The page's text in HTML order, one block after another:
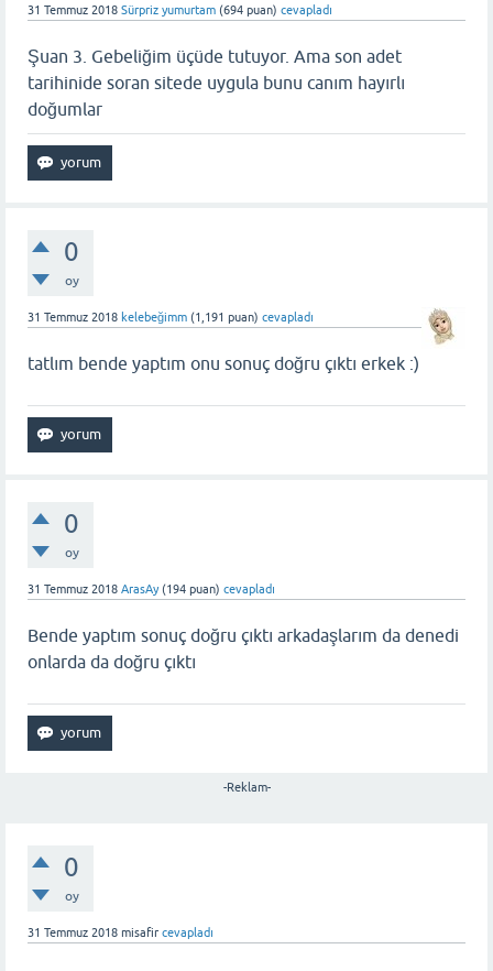
31 Temmuz 2018 Sürpriz yumurtam (694 puan) cevapladı
Şuan 3. Gebeliğim üçüde tutuyor. Ama son adet
tarihinide soran sitede uygula bunu canım hayırlı
doğumlar
0
oy
31 Temmuz 2018 kelebeğimm (1,191 puan) cevapladı
tatlım bende yaptım onu sonuç doğru çıktı erkek :)
0
oy
31 Temmuz 2018 ArasAy (194 puan) cevapladı
Bende yaptım sonuç doğru çıktı arkadaşlarım da denedi
onlarda da doğru çıktı
-Reklam-
0
oy
31 Temmuz 2018 misafir cevapladı